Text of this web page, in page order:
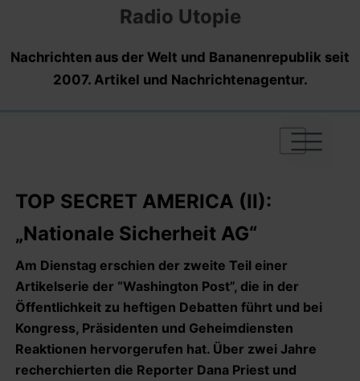
Radio Utopie
Nachrichten aus der Welt und Bananenrepublik seit
2007. Artikel und Nachrichtenagentur.
|
|
|
TOP SECRET AMERICA (II):
„Nationale Sicherheit AG“
Am Dienstag erschien der zweite Teil einer
Artikelserie der “Washington Post”, die in der
Öffentlichkeit zu heftigen Debatten führt und bei
Kongress, Präsidenten und Geheimdiensten
Reaktionen hervorgerufen hat. Über zwei Jahre
recherchierten die Reporter Dana Priest und